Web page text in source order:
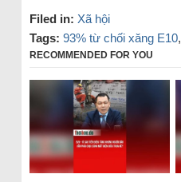
Filed in: Xã hội
Tags: 93% từ chối xăng E10,
RECOMMENDED FOR YOU